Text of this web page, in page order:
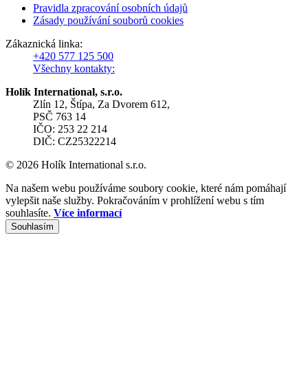
Pravidla zpracování osobních údajů
Zásady používání souborů cookies
Zákaznická linka:
+420 577 125 500
Všechny kontakty:
Holík International, s.r.o.
Zlín 12, Štípa, Za Dvorem 612,
PSČ 763 14
IČO: 253 22 214
DIČ: CZ25322214
© 2026 Holík International s.r.o.
Na našem webu používáme soubory cookie, které nám pomáhají
vylepšit naše služby. Pokračováním v prohlížení webu s tím
souhlasíte. Více informací
Souhlasím